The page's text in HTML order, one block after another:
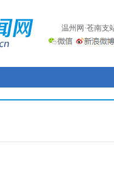
温州网·苍南支